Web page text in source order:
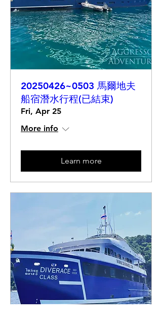
20250426~0503 馬爾地夫
船宿潛水行程(已結束)
Fri, Apr 25
More info
Learn more